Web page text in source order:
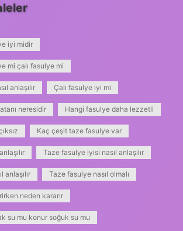
iyi midir
mi çalı fasulye mi
anlaşılır Çalı fasulye iyi mi
neresidir Hangi fasulye daha lezzetli
Kaç çeşit taze fasulye var
Taze fasulye iyisi nasıl anlaşılır
anlaşılır Taze fasulye nasıl olmalı
neden kararır
su mu konur soğuk su mu